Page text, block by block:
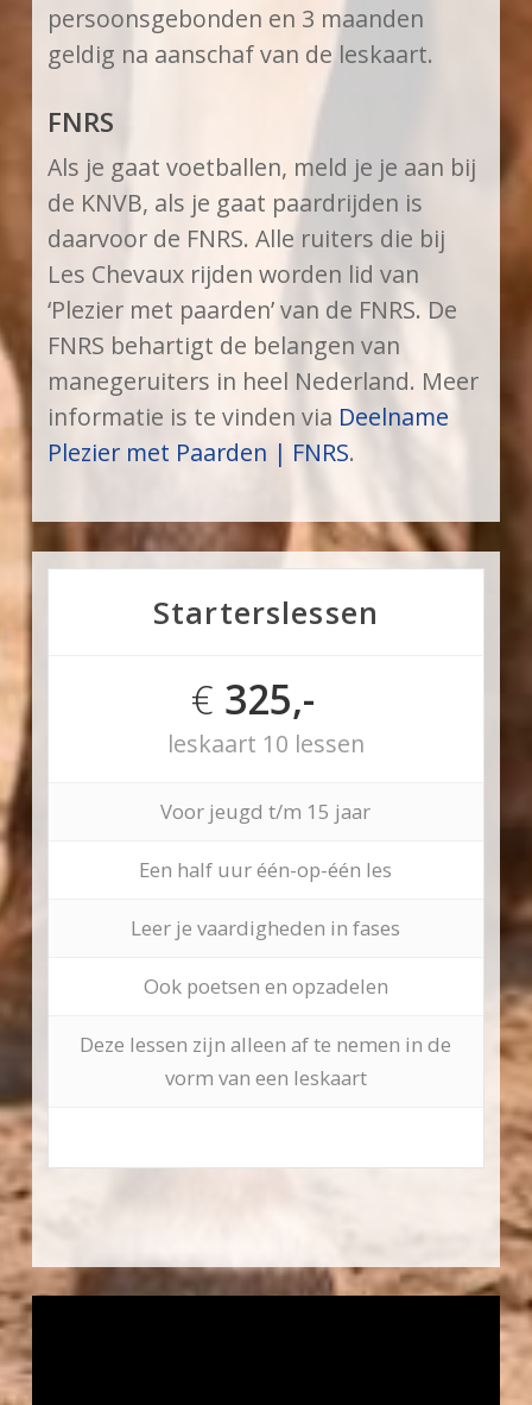
persoonsgebonden en 3 maanden
geldig na aanschaf van de leskaart.
FNRS
Als je gaat voetballen, meld je je aan bij
de KNVB, als je gaat paardrijden is
daarvoor de FNRS. Alle ruiters die bij
Les Chevaux rijden worden lid van
‘Plezier met paarden’ van de FNRS. De
FNRS behartigt de belangen van
manegeruiters in heel Nederland. Meer
informatie is te vinden via Deelname
Plezier met Paarden | FNRS.
Starterslessen
€ 325,-
leskaart 10 lessen
Voor jeugd t/m 15 jaar
Een half uur één-op-één les
Leer je vaardigheden in fases
Ook poetsen en opzadelen
Deze lessen zijn alleen af te nemen in de
vorm van een leskaart